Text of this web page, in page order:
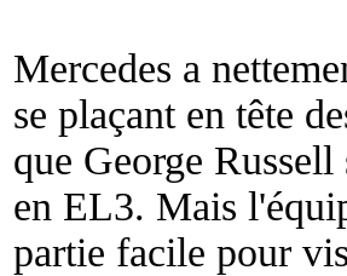
Mercedes a
se plaçant en tête
que George
en EL3. Mais
partie facile pour